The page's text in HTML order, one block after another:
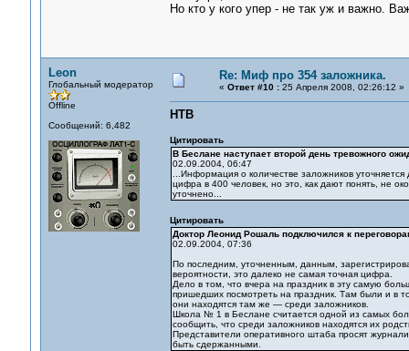
Но кто у кого упер - не так уж и важно.
Leon
Глобальный модератор
Offline
Сообщений: 6,482
Re: Миф про 354 заложника.
« Ответ #10 :25 Апреля 2008, 02:26:12 »
НТВ
Цитировать
В Беслане наступает второй день тревожного
02.09.2004, 06:47
...Информация о количестве заложников
цифра в 400 человек, но это, как дают понять, не
уточнено...
Цитировать
Доктор Леонид Рошаль подключился к
02.09.2004, 07:36
По последним, уточненным, данным,
вероятности, это далеко не самая точная цифра.
Дело в том, что вчера на праздник в эту самую
пришедших посмотреть на праздник. Там были и в
они находятся там же — среди заложников.
Школа № 1 в Беслане считается одной из самых
сообщить, что среди заложников находятся их
Представители оперативного штаба просят
быть сдержанными.